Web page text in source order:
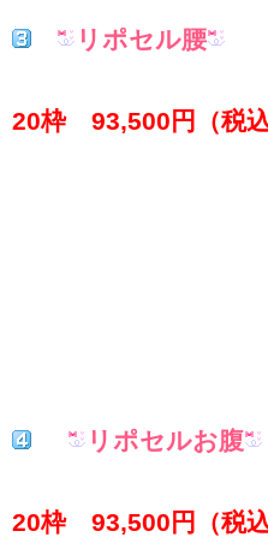
リポセル腰
20枠 93,500円（税込
リポセルお腹
20枠 93,500円（税込